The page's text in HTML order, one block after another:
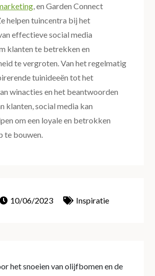
, en Garden Connect
helpen tuincentra bij het
effectieve social media
klanten te betrekken en
te vergroten. Van het regelmatig
tuinideeën tot het
winacties en het beantwoorden
klanten, social media kan
om een loyale en betrokken
te bouwen.
10/06/2023 Inspiratie
het snoeien van olijfbomen en de